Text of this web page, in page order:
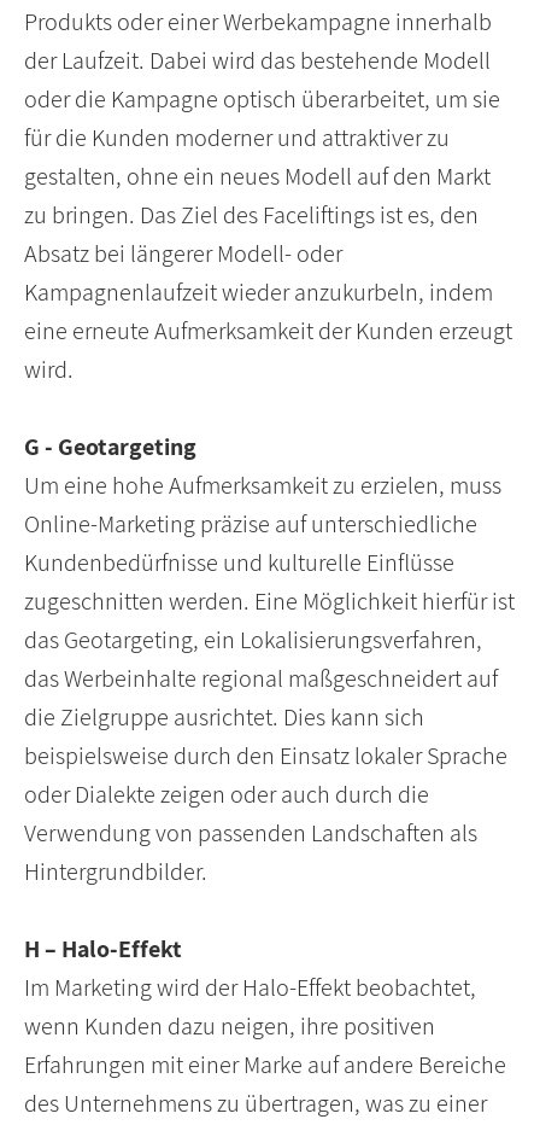
Produkts oder einer Werbekampagne innerhalb
der Laufzeit. Dabei wird das bestehende Modell
oder die Kampagne optisch überarbeitet, um sie
für die Kunden moderner und attraktiver zu
gestalten, ohne ein neues Modell auf den Markt
zu bringen. Das Ziel des Faceliftings ist es, den
Absatz bei längerer Modell- oder
Kampagnenlaufzeit wieder anzukurbeln, indem
eine erneute Aufmerksamkeit der Kunden erzeugt
wird.
G - Geotargeting
Um eine hohe Aufmerksamkeit zu erzielen, muss
Online-Marketing präzise auf unterschiedliche
Kundenbedürfnisse und kulturelle Einflüsse
zugeschnitten werden. Eine Möglichkeit hierfür ist
das Geotargeting, ein Lokalisierungsverfahren,
das Werbeinhalte regional maßgeschneidert auf
die Zielgruppe ausrichtet. Dies kann sich
beispielsweise durch den Einsatz lokaler Sprache
oder Dialekte zeigen oder auch durch die
Verwendung von passenden Landschaften als
Hintergrundbilder.
H – Halo-Effekt
Im Marketing wird der Halo-Effekt beobachtet,
wenn Kunden dazu neigen, ihre positiven
Erfahrungen mit einer Marke auf andere Bereiche
des Unternehmens zu übertragen, was zu einer